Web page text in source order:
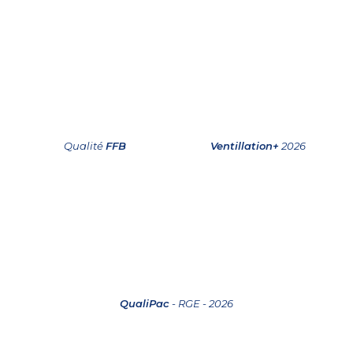
QualitéFFB Ventillation+ 2026
QualiPac- RGE - 2026